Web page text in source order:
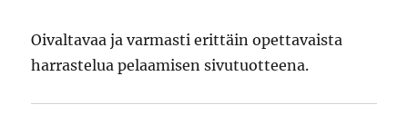
Oivaltavaa ja varmasti erittäin opettavaista
harrastelua pelaamisen sivutuotteena.